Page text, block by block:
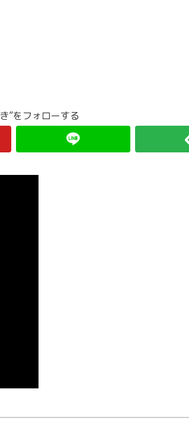
”をフォローする